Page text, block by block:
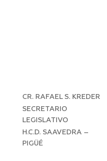
CR. RAFAEL S. KREDER
SECRETARIO
LEGISLATIVO
H.C.D. SAAVEDRA –
PIGÜÉ